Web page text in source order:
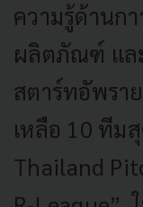
ความรู้ด้านก
ผลิตภัณฑ์ แล
สตาร์ทอัพรา
เหลือ 10 ทีม
Thailand